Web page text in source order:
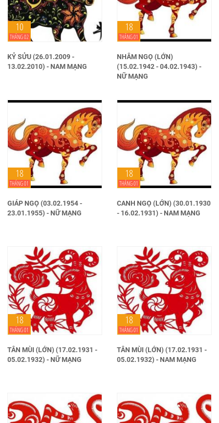
10
THÁNG 02
KỶ SỬU (26.01.2009 -
13.02.2010) - NAM MẠNG
18
THÁNG 01
NHÂM NGỌ (LỚN)
(15.02.1942 - 04.02.1943) -
NỮ MẠNG
18
THÁNG 01
GIÁP NGỌ (03.02.1954 -
23.01.1955) - NỮ MẠNG
18
THÁNG 01
CANH NGỌ (LỚN) (30.01.1930
- 16.02.1931) - NAM MẠNG
18
THÁNG 01
TÂN MÙI (LỚN) (17.02.1931 -
05.02.1932) - NỮ MẠNG
18
THÁNG 01
TÂN MÙI (LỚN) (17.02.1931 -
05.02.1932) - NAM MẠNG